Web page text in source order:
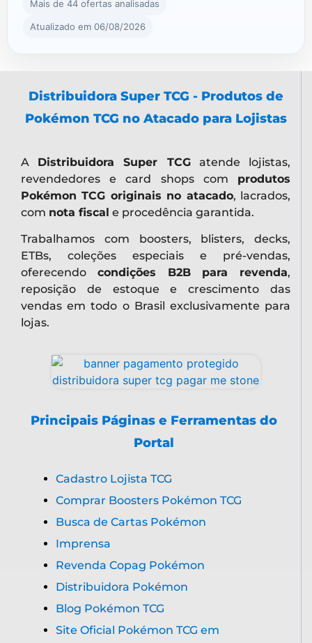
Mais de 44 ofertas analisadas
Atualizado em 06/08/2026
Distribuidora Super TCG - Produtos de
Pokémon TCG no Atacado para Lojistas
A Distribuidora Super TCGatende lojistas,
revendedores e card shops com produtos
Pokémon TCG originais no atacado, lacrados,
com nota fiscal e procedência garantida.
Trabalhamos com boosters, blisters, decks,
ETBs, coleções especiais e pré-vendas,
oferecendo condições B2B para revenda,
reposição de estoque e crescimento das
vendas em todo o Brasil exclusivamente para
lojas.
Principais Páginas e Ferramentas do
Portal
Cadastro Lojista TCG
Comprar Boosters Pokémon TCG
Busca de Cartas Pokémon
Imprensa
Revenda Copag Pokémon
Distribuidora Pokémon
Blog Pokémon TCG
Site Oficial Pokémon TCG em